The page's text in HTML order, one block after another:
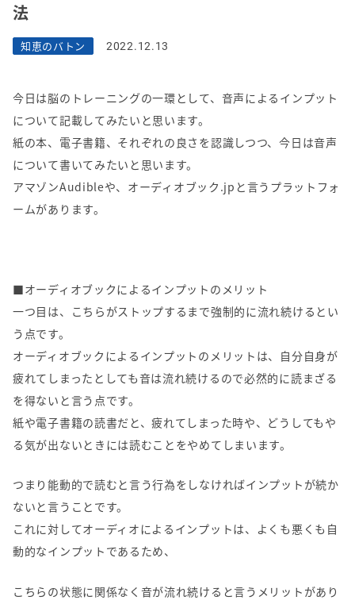
法
知恵のバトン 2022.12.13
今日は脳のトレーニングの一環として、音声によるインプット
について記載してみたいと思います。
紙の本、電子書籍、それぞれの良さを認識しつつ、今日は音声
について書いてみたいと思います。
アマゾンAudibleや、オーディオブック.jpと言うプラットフォ
ームがあります。
■オーディオブックによるインプットのメリット
一つ目は、こちらがストップするまで強制的に流れ続けるとい
う点です。
オーディオブックによるインプットのメリットは、自分自身が
疲れてしまったとしても音は流れ続けるので必然的に読まざる
を得ないと言う点です。
紙や電子書籍の読書だと、疲れてしまった時や、どうしてもや
る気が出ないときには読むことをやめてしまいます。
つまり能動的で読むと言う行為をしなければインプットが続か
ないと言うことです。
これに対してオーディオによるインプットは、よくも悪くも自
動的なインプットであるため、
こちらの状態に関係なく音が流れ続けると言うメリットがあり